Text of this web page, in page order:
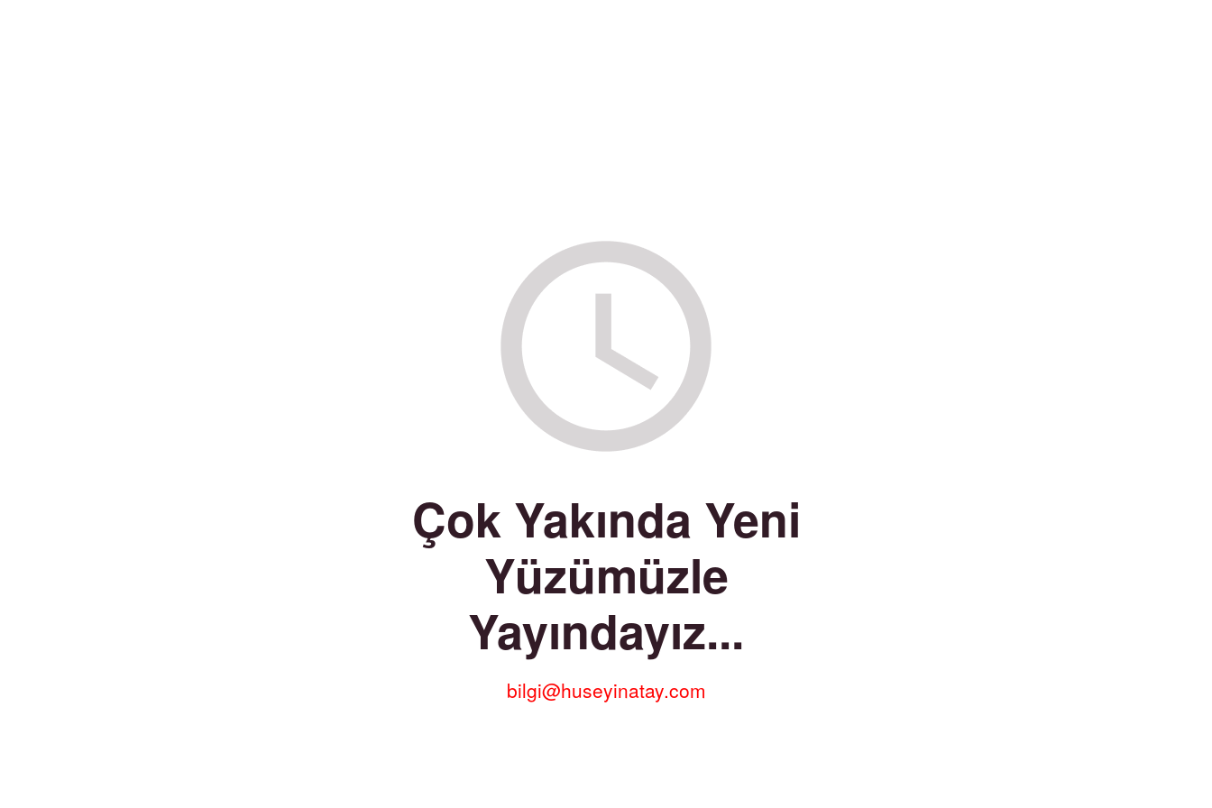
Çok Yakında Yeni
Yüzümüzle
Yayındayız...
bilgi@huseyinatay.com